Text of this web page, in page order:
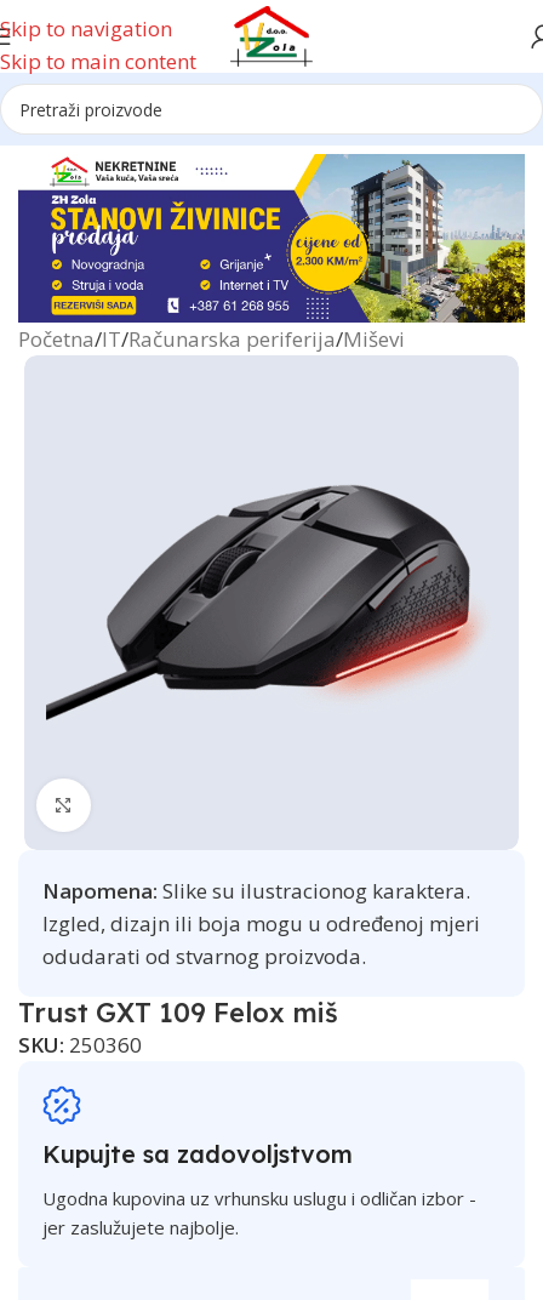
Skip to navigation
Skip to main content
Reklama
Početna/IT/Računarska periferija/Miševi
Click to enlarge
Napomena: Slike su ilustracionog karaktera.
Izgled, dizajn ili boja mogu u određenoj mjeri
odudarati od stvarnog proizvoda.
Trust GXT 109 Felox miš
SKU: 250360
Kupujte sa zadovoljstvom
Ugodna kupovina uz vrhunsku uslugu i odličan izbor -
jer zaslužujete najbolje.